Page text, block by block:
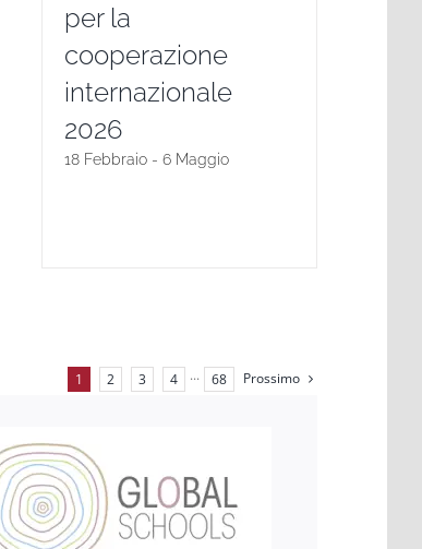
per la
cooperazione
internazionale
2026
18 Febbraio- 6 Maggio
1 2 3 4 ··· 68 Prossimo